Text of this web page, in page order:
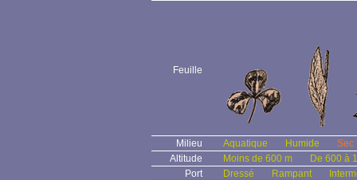
Feuille
Milieu Aquatique Humide
Sec
Altitude
Moins de 600 m
De 600 à
Port
Dressé Rampant